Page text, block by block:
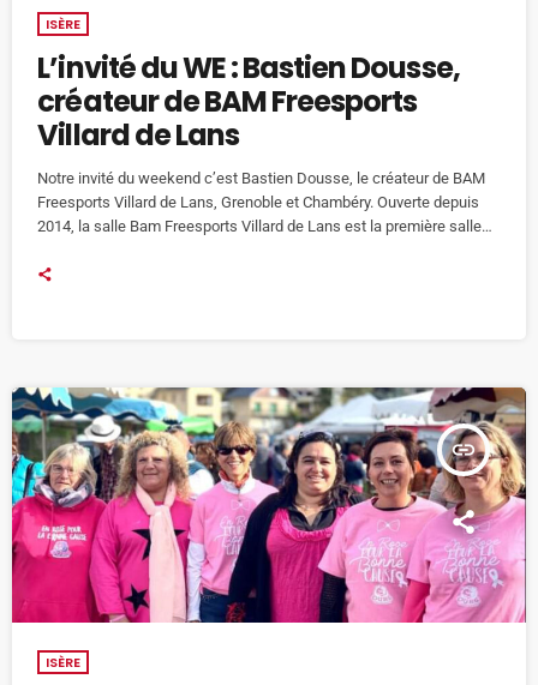
ISÈRE
L’invité du WE : Bastien Dousse,
créateur de BAM Freesports
Villard de Lans
Notre invité du weekend c’est Bastien Dousse, le créateur de BAM
Freesports Villard de Lans, Grenoble et Chambéry. Ouverte depuis
2014, la salle Bam Freesports Villard de Lans est la première salle
à mousse de 45m² et plus encore. Cette salle fait le bonheur des
insert_link
ISÈRE